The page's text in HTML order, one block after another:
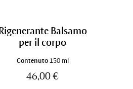
Rigenerante Balsamo
per il corpo
Contenuto 150 ml
46,00 €